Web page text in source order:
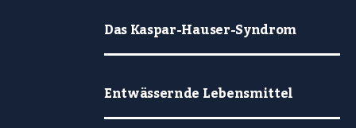
Das Kaspar-Hauser-Syndrom
Entwässernde Lebensmittel